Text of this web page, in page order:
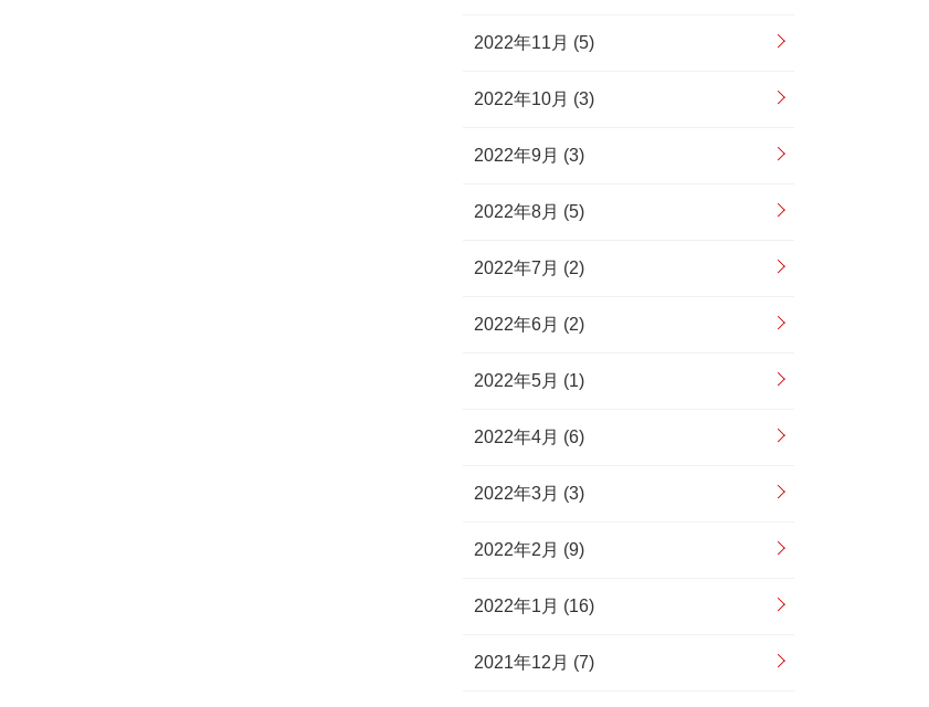
2022年11月 (5)
2022年10月 (3)
2022年9月 (3)
2022年8月 (5)
2022年7月 (2)
2022年6月 (2)
2022年5月 (1)
2022年4月 (6)
2022年3月 (3)
2022年2月 (9)
2022年1月 (16)
2021年12月 (7)